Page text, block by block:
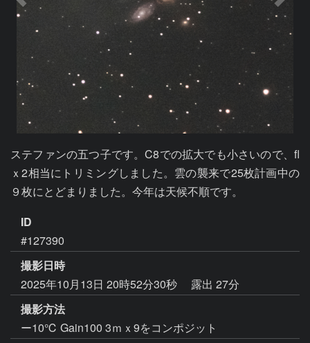
ステファンの五つ子です。C8での拡大でも小さいので、fl
ｘ2相当にトリミングしました。雲の襲来で25枚計画中の
９枚にとどまりました。今年は天候不順です。
ID
#127390
撮影日時
2025年10月13日 20時52分30秒
露出 27分
撮影方法
ー10℃ Gain100 3ｍｘ9をコンポジット